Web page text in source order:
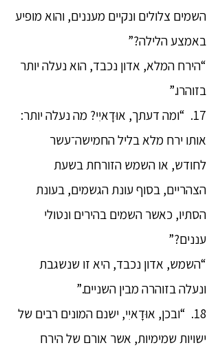
השמים צלולים ונקיים מעננים, והוא מופיע
באמצע הלילה?”
“הירח המלא, אדון נכבד, הוא נעלה יותר
בזוהרו.”
17. “ומה דעתך, אוּדָאיִי? מה נעלה יותר:
אותו ירח מלא בליל החמישה־עשר
לחודש, או השמש הזורחת בשעת
הצהריים, בסוף עונת הגשמים, בעונת
הסתיו, כאשר השמים בהירים ונטולי
עננים?”
“השמש, אדון נכבד, היא זו שנשגבת
ונעלה בזוהרה מבין השניים.”
18. “ובכן, אוּדָאיִי, ישנם המונים רבים של
ישויות שמימיות, אשר אורם של הירח